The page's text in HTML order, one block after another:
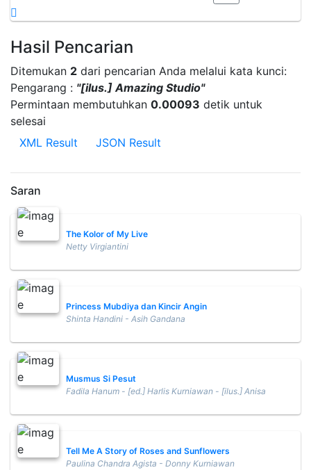
Hasil Pencarian
Ditemukan 2 dari pencarian Anda melalui kata kunci:
Pengarang : "[ilus.] Amazing Studio"
Permintaan membutuhkan 0.00093 detik untuk
selesai
XML Result
JSON Result
Saran
The Kolor of My Live
Netty Virgiantini
Princess Mubdiya dan Kincir Angin
Shinta Handini - Asih Gandana
Musmus Si Pesut
Fadila Hanum - [ed.] Harlis Kurniawan - [ilus.] Anisa
Tell Me A Story of Roses and Sunflowers
Paulina Chandra Agista - Donny Kurniawan